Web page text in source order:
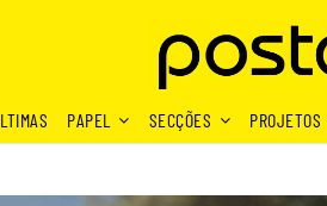
PAPEL SECÇÕES PROJETOS